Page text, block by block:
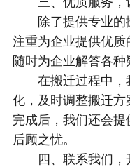
除了提供专业的
注重为企业提供优
随时为企业解答各种
在搬迁过程中，
化，及时调整搬迁
完成后，我们还会
后顾之忧。
四、联系我们，